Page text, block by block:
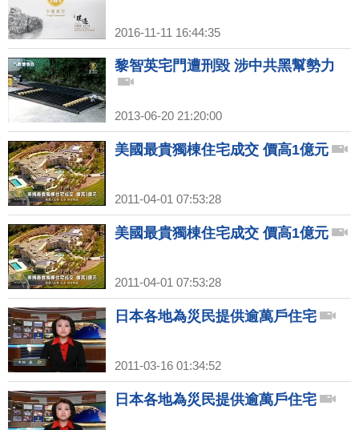
2016-11-11 16:44:35
黎智英宅門遭刑毀 涉中共黑幫勢力
2013-06-20 21:20:00
美國最貴獨棟住宅成交 價高1億元
2011-04-01 07:53:28
美國最貴獨棟住宅成交 價高1億元
2011-04-01 07:53:28
日本各地為災民提供逾萬戶住宅
2011-03-16 01:34:52
日本各地為災民提供逾萬戶住宅